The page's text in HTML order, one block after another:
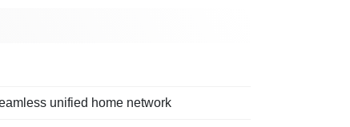
unified home network